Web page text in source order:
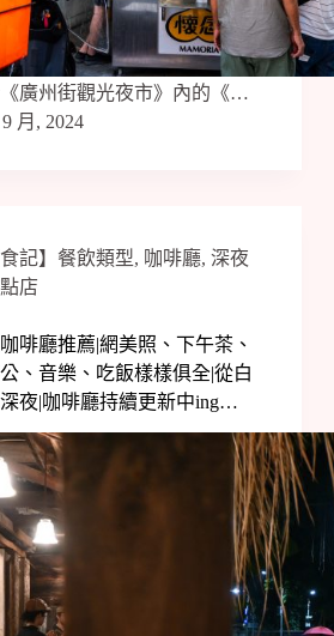
廣州街觀光夜市》內的《…
9 月, 2024
食記】餐飲類型, 咖啡廳, 深夜
店
啡廳推薦|網美照、下午茶、
、音樂、吃飯樣樣俱全|從白
夜|咖啡廳持續更新中ing…